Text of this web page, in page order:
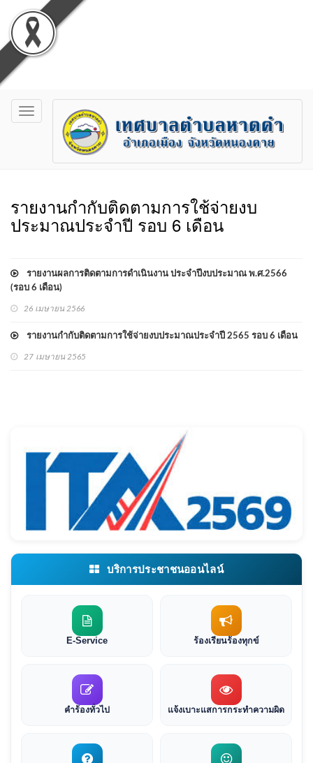
Toggle
navigation
รายงานกำกับติดตามการใช้จ่ายงบ
ประมาณประจำปี รอบ 6 เดือน
รายงานผลการติดตามการดำเนินงาน ประจำปีงบประมาณ พ.ศ.2566
(รอบ 6 เดือน)
26 เมษายน 2566
รายงานกำกับติดตามการใช้จ่ายงบประมาณประจำปี 2565 รอบ 6 เดือน
27 เมษายน 2565
บริการประชาชนออนไลน์
E-Service ร้องเรียนร้องทุกข์
คำร้องทั่วไป แจ้งเบาะแสการกระทำความผิด